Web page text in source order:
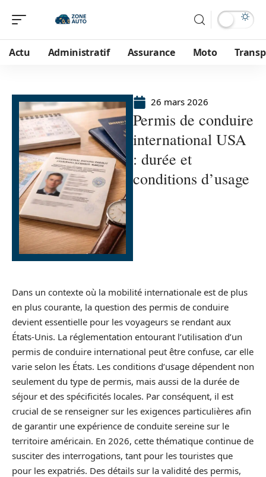
Actu Administratif Assurance Moto
26 mars 2026
Permis de conduire
international USA
: durée et
conditions d’usage
Dans un contexte où la mobilité internationale est de plus
en plus courante, la question des permis de conduire
devient essentielle pour les voyageurs se rendant aux
États-Unis. La réglementation entourant l’utilisation d’un
permis de conduire international peut être confuse, car elle
varie selon les États. Les conditions d’usage dépendent non
seulement du type de permis, mais aussi de la durée de
séjour et des spécificités locales. Par conséquent, il est
crucial de se renseigner sur les exigences particulières afin
de garantir une expérience de conduite sereine sur le
territoire américain. En 2026, cette thématique continue de
susciter des interrogations, tant pour les touristes que
pour les expatriés. Des détails sur la validité des permis,